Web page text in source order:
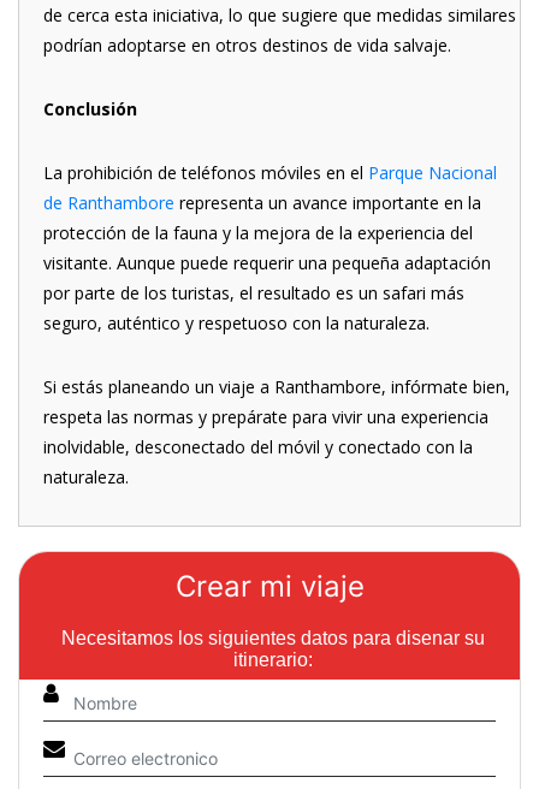
de cerca esta iniciativa, lo que sugiere que medidas similares
podrían adoptarse en otros destinos de vida salvaje.
Conclusión
La prohibición de teléfonos móviles en el Parque Nacional
de Ranthambore representa un avance importante en la
protección de la fauna y la mejora de la experiencia del
visitante. Aunque puede requerir una pequeña adaptación
por parte de los turistas, el resultado es un safari más
seguro, auténtico y respetuoso con la naturaleza.
Si estás planeando un viaje a Ranthambore, infórmate bien,
respeta las normas y prepárate para vivir una experiencia
inolvidable, desconectado del móvil y conectado con la
naturaleza.
Crear mi viaje
Necesitamos los siguientes datos para disenar su
itinerario: